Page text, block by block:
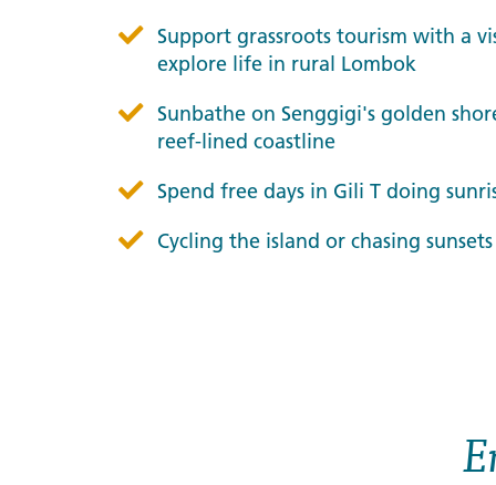
Support grassroots tourism with a
explore life in rural Lombok
Sunbathe on Senggigi's golden
reef-lined coastline
Spend free days in Gili T doing
Cycling the island or chasing